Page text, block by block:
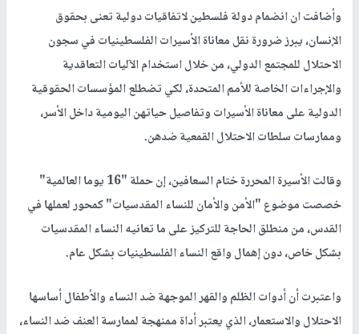
وأضافت ان انضمام دولة فلسطين لاتفاقيات دولية تعنى بحقوق
الإنسان، يبرز ضرورة نقل معاناة الأسيرات الفلسطينيات في سجون
الاحتلال للمجتمع الدولي، من خلال استخدام الآليات التعاقدية
والإجراءات الخاصة للأمم المتحدة، لكي تضطلع المؤسسات الحقوقية
الدولية على معاناة الأسيرات وتفاصيل حياتهن اليومية داخل الأسر،
وممارسات سلطات الاحتلال القمعية ضدهن.
وقالت الأسيرة المحررة ختام السعافين، إن حملة "16 يوما العالمية"
خصصت موضوع "الأمن والأمان للنساء المقدسيات" كمحور لعملها في
القدس، من منطلق الحاجة للتركيز على ما تعانيه النساء المقدسيات
بشكل خاص، دون إهمال واقع النساء الفلسطينيات بشكل عام.
واعتبرت أن أدوات الظلم والقهر الموجهة ضد النساء والأطفال أساسها
الاحتلال والاستعمار، الذي يعتبر أداة ممنهجة لممارسة العنف ضد النساء،